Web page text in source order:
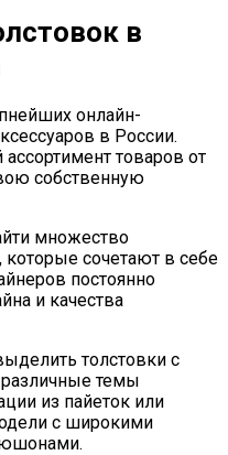
в
онлайн-
в России.
товаров от
собственную
множество
сочетают в себе
постоянно
и качества
толстовки с
темы
из пайеток или
с широкими